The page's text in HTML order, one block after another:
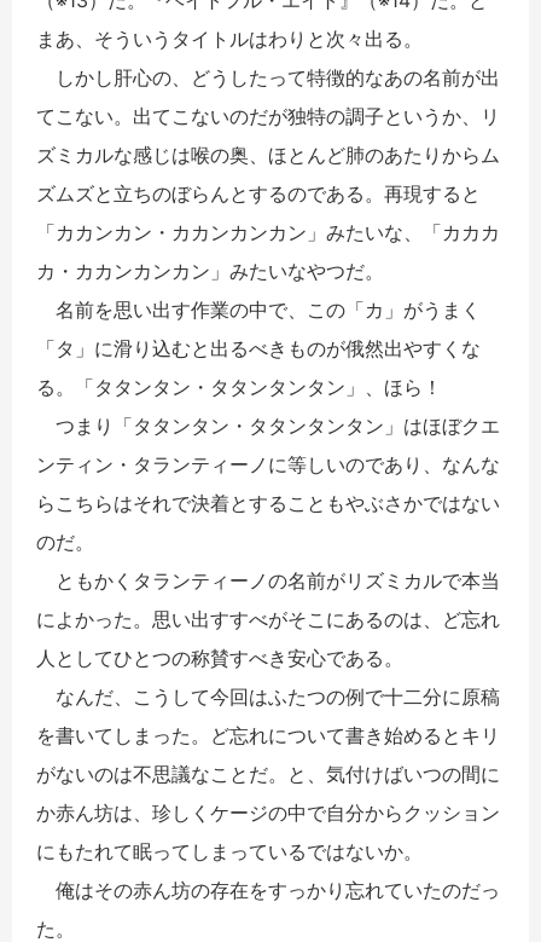
まあ、そういうタイトルはわりと次々出る。
しかし肝心の、どうしたって特徴的なあの名前が出
てこない。出てこないのだが独特の調子というか、リ
ズミカルな感じは喉の奥、ほとんど肺のあたりからム
ズムズと立ちのぼらんとするのである。再現すると
「カカンカン・カカンカンカン」みたいな、「カカカ
カ・カカンカンカン」みたいなやつだ。
名前を思い出す作業の中で、この「カ」がうまく
「タ」に滑り込むと出るべきものが俄然出やすくな
る。「タタンタン・タタンタンタン」、ほら！
つまり「タタンタン・タタンタンタン」はほぼクエ
ンティン・タランティーノに等しいのであり、なんな
らこちらはそれで決着とすることもやぶさかではない
のだ。
ともかくタランティーノの名前がリズミカルで本当
によかった。思い出すすべがそこにあるのは、ど忘れ
人としてひとつの称賛すべき安心である。
なんだ、こうして今回はふたつの例で十二分に原稿
を書いてしまった。ど忘れについて書き始めるとキリ
がないのは不思議なことだ。と、気付けばいつの間に
か赤ん坊は、珍しくケージの中で自分からクッション
にもたれて眠ってしまっているではないか。
俺はその赤ん坊の存在をすっかり忘れていたのだっ
た。